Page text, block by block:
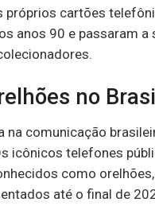
próprios cartões
anos 90 e passaram a
no Brasil
na comunicação
icônicos telefones
como
até o final de